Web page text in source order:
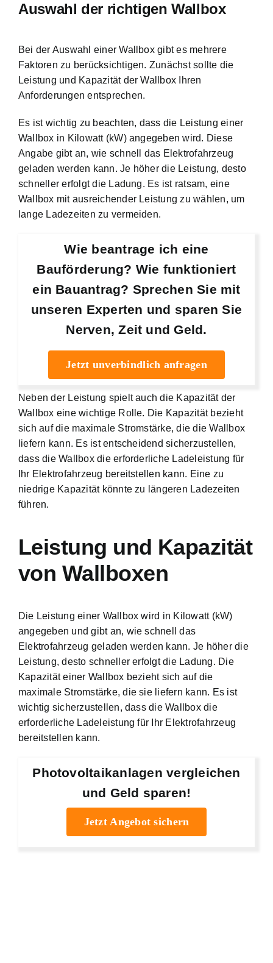
Auswahl der richtigen Wallbox
Bei der Auswahl einer Wallbox gibt es mehrere
Faktoren zu berücksichtigen. Zunächst sollte die
Leistung und Kapazität der Wallbox Ihren
Anforderungen entsprechen.
Es ist wichtig zu beachten, dass die Leistung einer
Wallbox in Kilowatt (kW) angegeben wird. Diese
Angabe gibt an, wie schnell das Elektrofahrzeug
geladen werden kann. Je höher die Leistung, desto
schneller erfolgt die Ladung. Es ist ratsam, eine
Wallbox mit ausreichender Leistung zu wählen, um
lange Ladezeiten zu vermeiden.
Wie beantrage ich eine
Bauförderung? Wie funktioniert
ein Bauantrag? Sprechen Sie mit
unseren Experten und sparen Sie
Nerven, Zeit und Geld.
Jetzt unverbindlich anfragen
Neben der Leistung spielt auch die Kapazität der
Wallbox eine wichtige Rolle. Die Kapazität bezieht
sich auf die maximale Stromstärke, die die Wallbox
liefern kann. Es ist entscheidend sicherzustellen,
dass die Wallbox die erforderliche Ladeleistung für
Ihr Elektrofahrzeug bereitstellen kann. Eine zu
niedrige Kapazität könnte zu längeren Ladezeiten
führen.
Leistung und Kapazität
von Wallboxen
Die Leistung einer Wallbox wird in Kilowatt (kW)
angegeben und gibt an, wie schnell das
Elektrofahrzeug geladen werden kann. Je höher die
Leistung, desto schneller erfolgt die Ladung. Die
Kapazität einer Wallbox bezieht sich auf die
maximale Stromstärke, die sie liefern kann. Es ist
wichtig sicherzustellen, dass die Wallbox die
erforderliche Ladeleistung für Ihr Elektrofahrzeug
bereitstellen kann.
Photovoltaikanlagen vergleichen
und Geld sparen!
Jetzt Angebot sichern